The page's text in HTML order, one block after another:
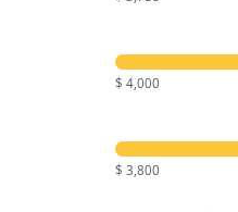
$ 4,000
$ 3,800